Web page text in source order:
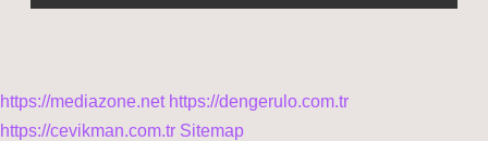
https://mediazone.net https://dengerulo.com.tr
https://cevikman.com.tr Sitemap